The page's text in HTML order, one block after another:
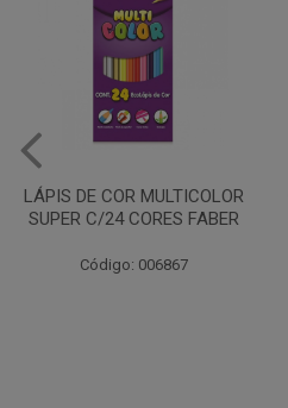
Caneta esferográfica 1.6mm
Cristal Intenso
Código: 028987